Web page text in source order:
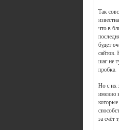
Так
что в
будет
сайтов.
шаг не
пробка.
Но с их
именно
за счёт